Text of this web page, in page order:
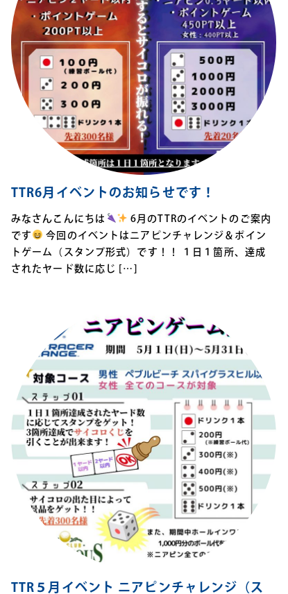
TTR6月イベントのお知らせです！
みなさんこんにちは
6月のTTRのイベントのご案内
です
今回のイベントはニアピンチャレンジ＆ポイン
トゲーム（スタンプ形式）です！！ １日１箇所、達成
されたヤード数に応じ […]
TTR５月イベント ニアピンチャレンジ（ス